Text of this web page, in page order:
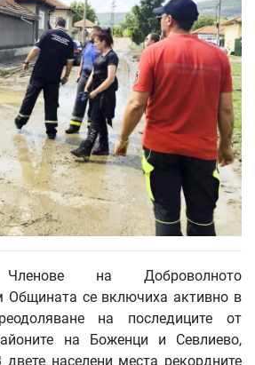
Членове на Доброволното
се включиха активно в
на последиците от
на Боженци и Севлиево,
населени места рекордните